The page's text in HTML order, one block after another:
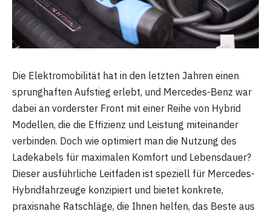
Die Elektromobilität hat in den letzten Jahren einen
sprunghaften Aufstieg erlebt, und Mercedes-Benz war
dabei an vorderster Front mit einer Reihe von Hybrid
Modellen, die die Effizienz und Leistung miteinander
verbinden. Doch wie optimiert man die Nutzung des
Ladekabels für maximalen Komfort und Lebensdauer?
Dieser ausführliche Leitfaden ist speziell für Mercedes-
Hybridfahrzeuge konzipiert und bietet konkrete,
praxisnahe Ratschläge, die Ihnen helfen, das Beste aus